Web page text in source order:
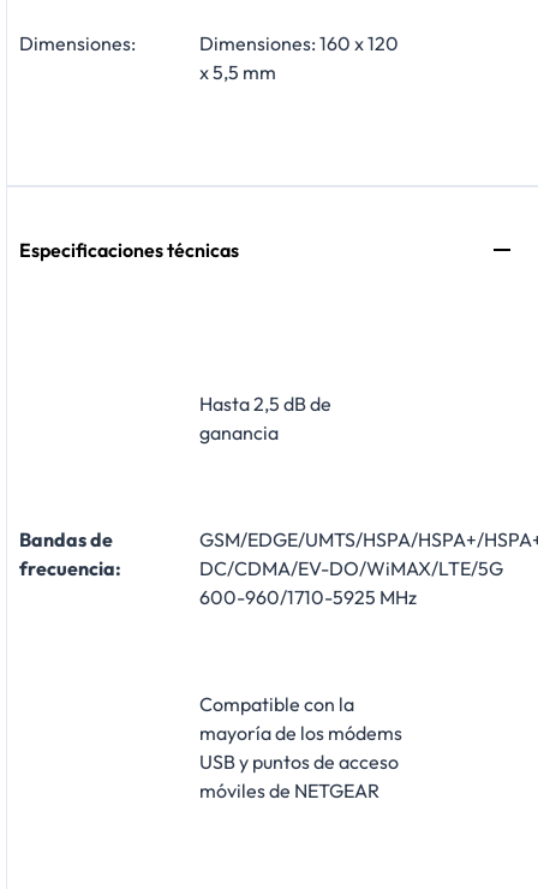
Dimensiones:
Dimensiones: 160 x 120
x 5,5 mm
Especificaciones técnicas
Hasta 2,5 dB de
ganancia
Bandas de
frecuencia:
GSM/EDGE/UMTS/HSPA/HSPA+/
DC/CDMA/EV-DO/WiMAX/LTE/5G
600-960/1710-5925 MHz
Compatible con la
mayoría de los módems
USB y puntos de acceso
móviles de NETGEAR